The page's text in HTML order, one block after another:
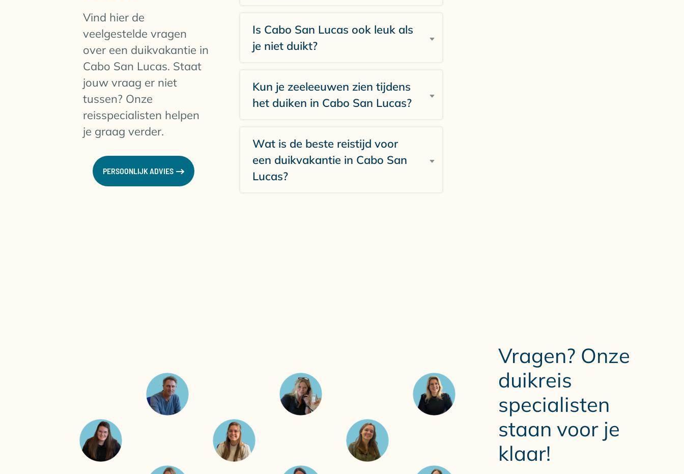
Vind hier de
veelgestelde vragen
over een duikvakantie in
Cabo San Lucas. Staat
jouw vraag er niet
tussen? Onze
reisspecialisten helpen
je graag verder.
PERSOONLIJK ADVIES
Is Cabo San Lucas ook leuk als
je niet duikt?
Kun je zeeleeuwen zien tijdens
het duiken in Cabo San Lucas?
Wat is de beste reistijd voor
een duikvakantie in Cabo San
Lucas?
Vragen? Onze
duikreis
specialisten
staan voor je
klaar!